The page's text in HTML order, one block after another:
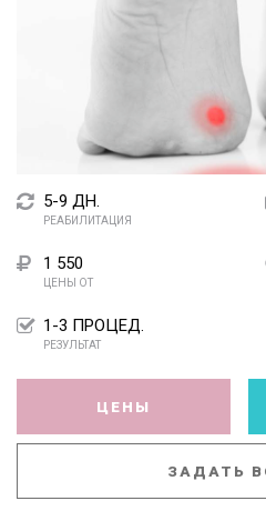
5-9 ДН.
РЕАБИЛИТАЦИЯ
1 550
ЦЕНЫ ОТ
1-3 ПРОЦЕД.
РЕЗУЛЬТАТ
ЦЕНЫ
ЗАДАТЬ